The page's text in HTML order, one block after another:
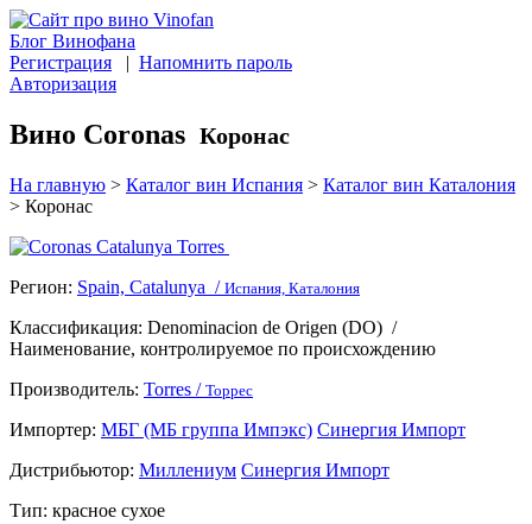
Блог Винофана
Регистрация | Напомнить пароль
Авторизация
Вино Coronas Коронас
На главную > Каталог вин Испания > Каталог вин Каталония
> Коронас
Регион: Spain, Catalunya / Испания, Каталония
Классификация: Denominacion de Origen (DO) /
Наименование, контролируемое по происхождению
Производитель: Torres / Торрес
Импортер: МБГ (МБ группа Импэкс) Синергия Импорт
Дистрибьютор: Миллениум Синергия Импорт
Тип: красное сухое